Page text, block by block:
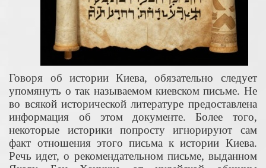
Говоря об истории Киева, обязательно следует
упомянуть о так называемом киевском письме. Не
во всякой исторической литературе предоставлена
информация об этом документе. Более того,
некоторые историки попросту игнорируют сам
факт отношения этого письма к истории Киева.
Речь идет, о рекомендательном письме, выданном